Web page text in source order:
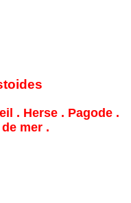
. Herse . Pagode .
mer .